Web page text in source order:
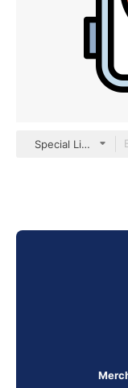
Special Lineal